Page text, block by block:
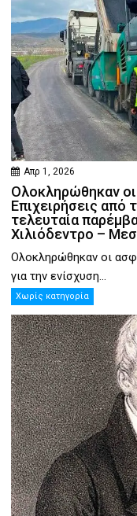
Απρ 1, 2026
Ολοκληρώθηκαν
Επιχειρήσεις από
τελευταία
Χιλιόδεντρο –
Ολοκληρώθηκαν οι
για την ενίσχυση...
Χωρίς κατηγορία